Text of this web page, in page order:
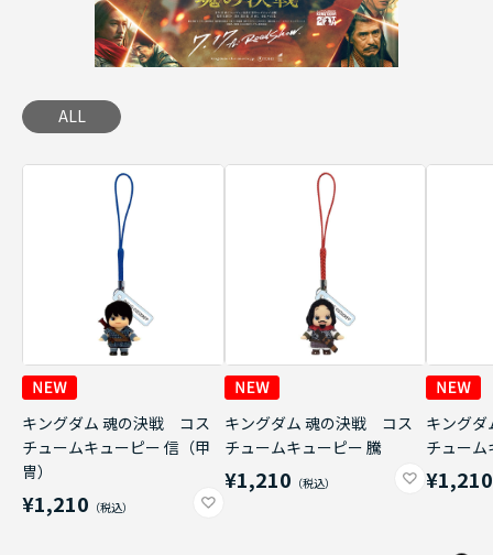
ALL
キングダム 魂の決戦 コス
チュームキューピー 信（甲
冑）
¥1,210
キングダム 魂の決戦 コス
チュームキューピー 騰
¥1,210
キング
チューム
¥1,210